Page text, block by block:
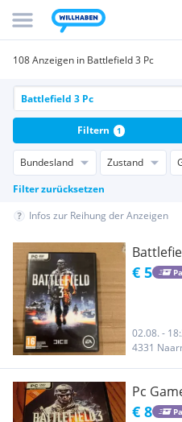
108 Anzeigen in Battlefield 3 Pc
Bundesland Zustand
Filter zurücksetzen
Filtern 1
Infos zur Reihung der Anzeigen
€ 5
02.08. -
4331
Pc
€ 8